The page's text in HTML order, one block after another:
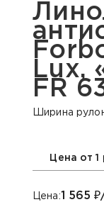
Lux,
FR
Ширина
Цена от 1
Цена:1 565